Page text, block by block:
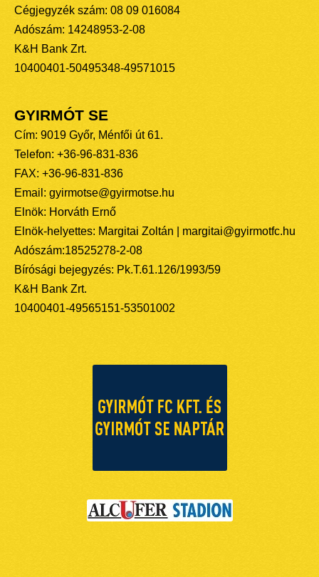
Cégjegyzék szám: 08 09 016084
Adószám: 14248953-2-08
K&H Bank Zrt.
10400401-50495348-49571015
GYIRMÓT SE
Cím: 9019 Győr, Ménfői út 61.
Telefon: +36-96-831-836
FAX: +36-96-831-836
Email: gyirmotse@gyirmotse.hu
Elnök: Horváth Ernő
Elnök-helyettes: Margitai Zoltán | margitai@gyirmotfc.hu
Adószám:18525278-2-08
Bírósági bejegyzés: Pk.T.61.126/1993/59
K&H Bank Zrt.
10400401-49565151-53501002